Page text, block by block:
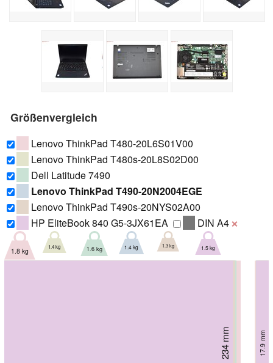
Größenvergleich
Lenovo ThinkPad T480-20L6S01V00
Lenovo ThinkPad T480s-20L8S02D00
Dell Latitude 7490
Lenovo ThinkPad T490-20N2004EGE
Lenovo ThinkPad T490s-20NYS02A00
HP EliteBook 840 G5-3JX61EA
DIN A4 ❌
233 mm 20 mm
1.8 kg
226.8 mm 18.45 mm
1.4 kg
220.9 mm 17.9 mm
1.6 kg
227 mm 17.9 mm
1.4 kg
225.8 mm 16.1 mm
1.3 kg
234 mm 17.9 mm
1.5 kg